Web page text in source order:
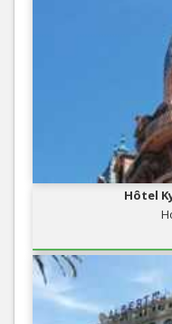
Hôtel